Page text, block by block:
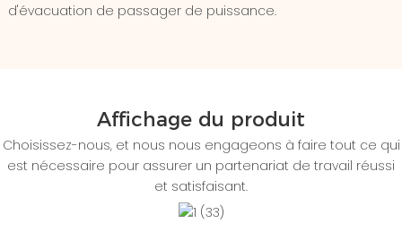
d'évacuation de passager de puissance.
Affichage du produit
Choisissez-nous, et nous nous engageons à faire tout ce qui
est nécessaire pour assurer un partenariat de travail réussi
et satisfaisant.